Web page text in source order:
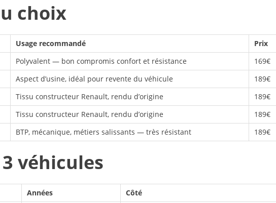
choix
Usage recommandé
Prix
Polyvalent — bon compromis confort et résistance
169€
Aspect d’usine, idéal pour revente du véhicule
189€
Tissu constructeur Renault, rendu d’origine
189€
Tissu constructeur Renault, rendu d’origine
189€
BTP, mécanique, métiers salissants — très résistant 189€
véhicules
Années
Côté